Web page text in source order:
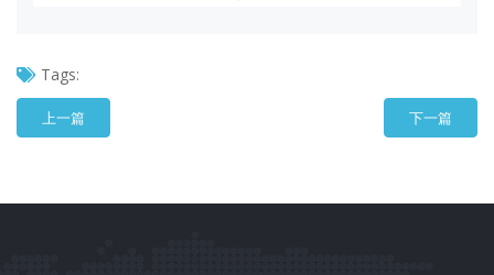
Tags:
上一篇 下一篇